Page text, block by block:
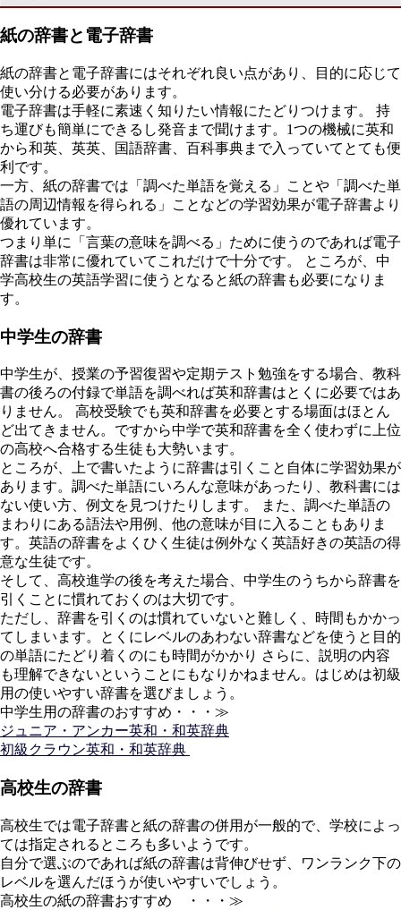
紙の辞書と電子辞書
紙の辞書と電子辞書にはそれぞれ良い点があり、目的に応じて
使い分ける必要があります。
電子辞書は手軽に素速く知りたい情報にたどりつけます。 持
ち運びも簡単にできるし発音まで聞けます。1つの機械に英和
から和英、英英、国語辞書、百科事典まで入っていてとても便
利です。
一方、紙の辞書では「調べた単語を覚える」ことや「調べた単
語の周辺情報を得られる」ことなどの学習効果が電子辞書より
優れています。
つまり単に「言葉の意味を調べる」ために使うのであれば電子
辞書は非常に優れていてこれだけで十分です。 ところが、中
学高校生の英語学習に使うとなると紙の辞書も必要になりま
す。
中学生の辞書
中学生が、授業の予習復習や定期テスト勉強をする場合、教科
書の後ろの付録で単語を調べれば英和辞書はとくに必要ではあ
りません。 高校受験でも英和辞書を必要とする場面はほとん
ど出てきません。ですから中学で英和辞書を全く使わずに上位
の高校へ合格する生徒も大勢います。
ところが、上で書いたように辞書は引くこと自体に学習効果が
あります。調べた単語にいろんな意味があったり、教科書には
ない使い方、例文を見つけたりします。 また、調べた単語の
まわりにある語法や用例、他の意味が目に入ることもありま
す。英語の辞書をよくひく生徒は例外なく英語好きの英語の得
意な生徒です。
そして、高校進学の後を考えた場合、中学生のうちから辞書を
引くことに慣れておくのは大切です。
ただし、辞書を引くのは慣れていないと難しく、時間もかかっ
てしまいます。とくにレベルのあわない辞書などを使うと目的
の単語にたどり着くのにも時間がかかり さらに、説明の内容
も理解できないということにもなりかねません。はじめは初級
用の使いやすい辞書を選びましょう。
中学生用の辞書のおすすめ・・・≫
ジュニア・アンカー英和・和英辞典
初級クラウン英和・和英辞典
高校生の辞書
高校生では電子辞書と紙の辞書の併用が一般的で、学校によっ
ては指定されるところも多いようです。
自分で選ぶのであれば紙の辞書は背伸びせず、ワンランク下の
レベルを選んだほうが使いやすいでしょう。
高校生の紙の辞書おすすめ ・・・≫